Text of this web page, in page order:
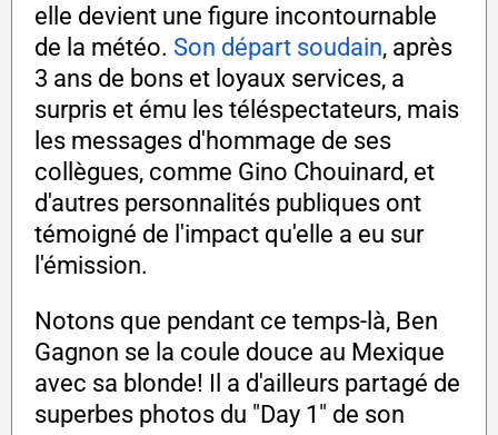
elle devient une figure incontournable
de la météo. Son départ soudain, après
3 ans de bons et loyaux services, a
surpris et ému les téléspectateurs, mais
les messages d'hommage de ses
collègues, comme Gino Chouinard, et
d'autres personnalités publiques ont
témoigné de l'impact qu'elle a eu sur
l'émission.
Notons que pendant ce temps-là, Ben
Gagnon se la coule douce au Mexique
avec sa blonde! Il a d'ailleurs partagé de
superbes photos du "Day 1" de son